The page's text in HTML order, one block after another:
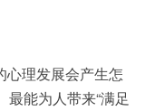
心理发展会产生怎
能为人带来“满足